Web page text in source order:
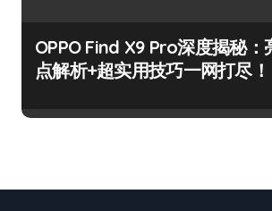
OPPO Find X9 Pro深度揭秘：
点解析+超实用技巧一网打尽！